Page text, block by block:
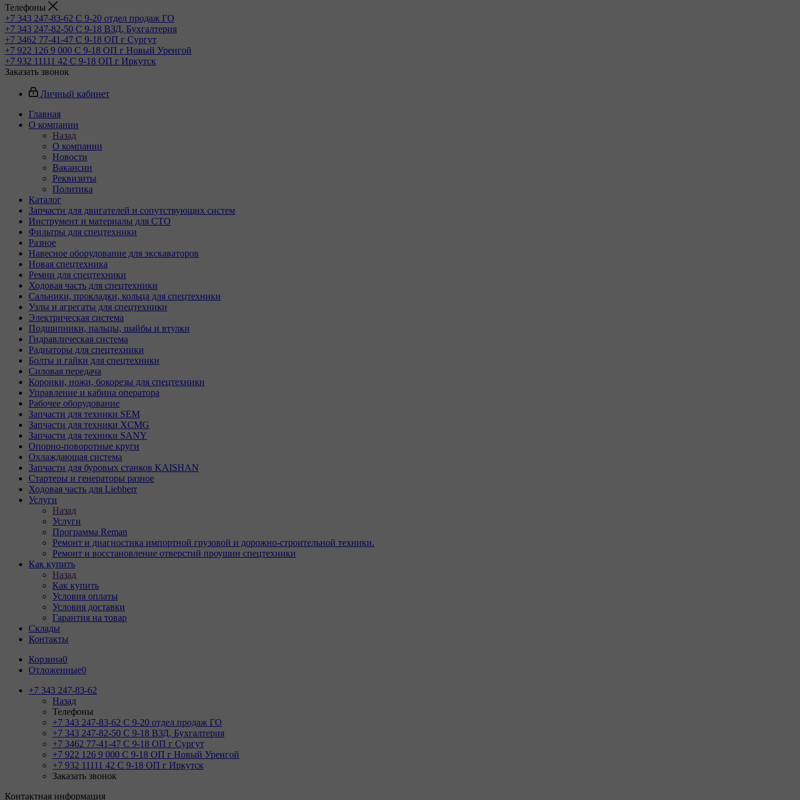
Телефоны
+7 343 247-83-62 С 9-20 отдел продаж ГО
+7 343 247-82-50 С 9-18 ВЗД, Бухгалтерия
+7 3462 77-41-47 С 9-18 ОП г Сургут
+7 922 126 9 000 С 9-18 ОП г Новый Уренгой
+7 932 11111 42 С 9-18 ОП г Иркутск
Заказать звонок
Личный кабинет
Главная
О компании
Назад
О компании
Новости
Вакансии
Реквизиты
Политика
Каталог
Запчасти для двигателей и сопутствующих систем
Инструмент и материалы для СТО
Фильтры для спецтехники
Разное
Навесное оборудование для экскаваторов
Новая спецтехника
Ремни для спецтехники
Ходовая часть для спецтехники
Сальники, прокладки, кольца для спецтехники
Узлы и агрегаты для спецтехники
Электрическая система
Подшипники, пальцы, шайбы и втулки
Гидравлическая система
Радиаторы для спецтехники
Болты и гайки для спецтехники
Силовая передача
Коронки, ножи, бокорезы для спецтехники
Управление и кабина оператора
Рабочее оборудование
Запчасти для техники SEM
Запчасти для техники XCMG
Запчасти для техники SANY
Опорно-поворотные круги
Охлаждающая система
Запчасти для буровых станков KAISHAN
Стартеры и генераторы разное
Ходовая часть для Liebherr
Услуги
Назад
Услуги
Программа Reman
Ремонт и диагностика импортной грузовой и дорожно-строительной техники.
Ремонт и восстановление отверстий проушин спецтехники
Как купить
Назад
Как купить
Условия оплаты
Условия доставки
Гарантия на товар
Склады
Контакты
Корзина0
Отложенные0
+7 343 247-83-62
Назад
Телефоны
+7 343 247-83-62 С 9-20 отдел продаж ГО
+7 343 247-82-50 С 9-18 ВЗД, Бухгалтерия
+7 3462 77-41-47 С 9-18 ОП г Сургут
+7 922 126 9 000 С 9-18 ОП г Новый Уренгой
+7 932 11111 42 С 9-18 ОП г Иркутск
Заказать звонок
Контактная информация